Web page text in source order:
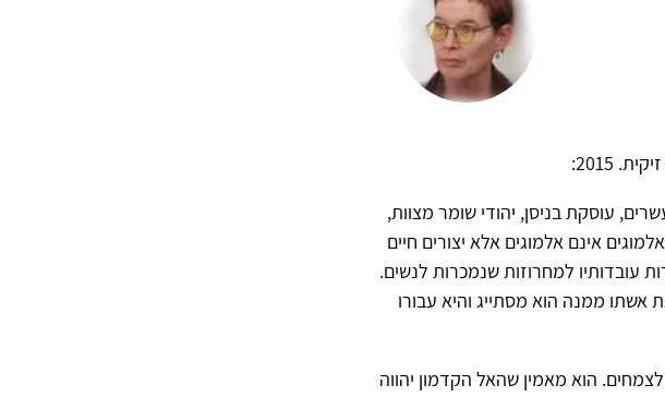
2015:
עוסקת בניסן, יהודי שומר מצוות,
אינם אלמוגים אלא יצורים חיים
עובדותיו למחרוזות שנמכרות לנשים.
ממנה הוא מסתייג והיא עבורו
הוא מאמין שהאל הקדמון יהווה